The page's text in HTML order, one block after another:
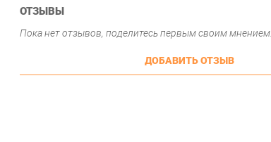
ОТЗЫВЫ
Пока нет отзывов, поделитесь первым своим мнением.
ДОБАВИТЬ ОТЗЫВ